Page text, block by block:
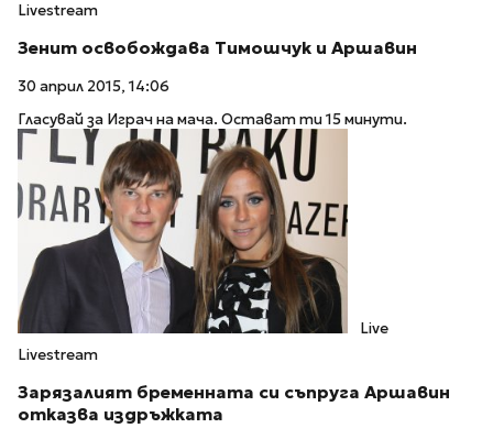
Livestream
Зенит освобождава Тимошчук и Аршавин
30 април 2015, 14:06
Гласувай за Играч на мача. Остават ти 15 минути.
Live
Livestream
Зарязалият бременната си съпруга Аршавин
отказва издръжката